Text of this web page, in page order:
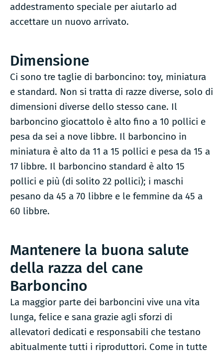
addestramento speciale per aiutarlo ad
accettare un nuovo arrivato.
Dimensione
Ci sono tre taglie di barboncino: toy, miniatura
e standard. Non si tratta di razze diverse, solo di
dimensioni diverse dello stesso cane. Il
barboncino giocattolo è alto fino a 10 pollici e
pesa da sei a nove libbre. Il barboncino in
miniatura è alto da 11 a 15 pollici e pesa da 15 a
17 libbre. Il barboncino standard è alto 15
pollici e più (di solito 22 pollici); i maschi
pesano da 45 a 70 libbre e le femmine da 45 a
60 libbre.
Mantenere la buona salute
della razza del cane
Barboncino
La maggior parte dei barboncini vive una vita
lunga, felice e sana grazie agli sforzi di
allevatori dedicati e responsabili che testano
abitualmente tutti i riproduttori. Come in tutte